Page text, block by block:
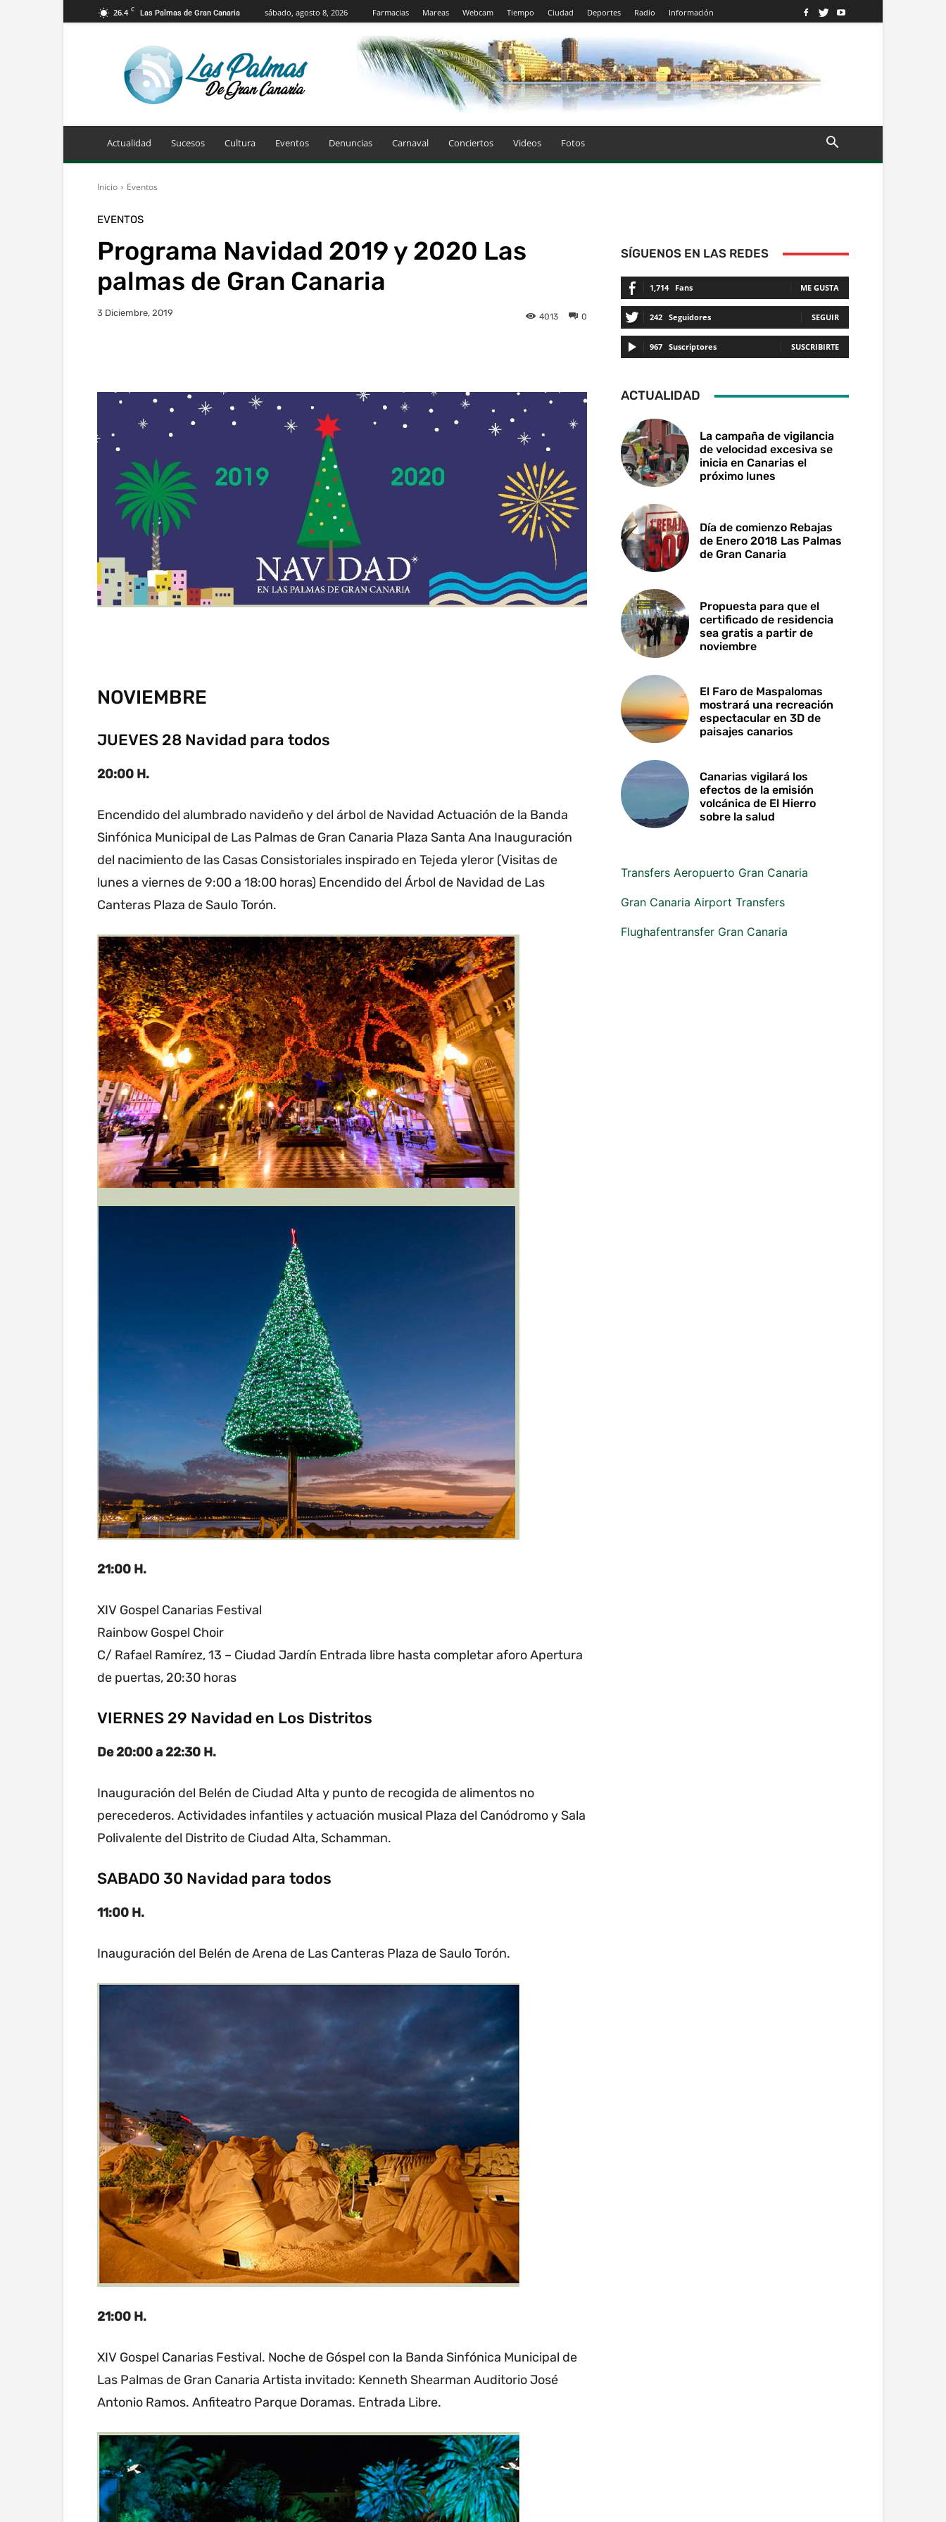
26.4 C Las Palmas de Gran Canaria sábado, agosto 8, 2026 Farmacias Mareas Webcam Tiempo Ciudad Deportes Radio Información
Las
Palmas
de
Canaria
Actualidad Sucesos Cultura Eventos Denuncias Carnaval Conciertos Videos Fotos
Inicio Eventos
EVENTOS
Programa Navidad 2019 y 2020 Las
palmas de Gran Canaria
3 Diciembre, 2019 0
4013
NOVIEMBRE
JUEVES 28 Navidad para todos
20:00 H.
Encendido del alumbrado navideño y del árbol de Navidad Actuación de la Banda
Sinfónica Municipal de Las Palmas de Gran Canaria Plaza Santa Ana Inauguración
del nacimiento de las Casas Consistoriales inspirado en Tejeda yleror (Visitas de
lunes a viernes de 9:00 a 18:00 horas) Encendido del Árbol de Navidad de Las
Canteras Plaza de Saulo Torón.
21:00 H.
XIV Gospel Canarias Festival
Rainbow Gospel Choir
C/ Rafael Ramírez, 13 – Ciudad Jardín Entrada libre hasta completar aforo Apertura
de puertas, 20:30 horas
VIERNES 29 Navidad en Los Distritos
De 20:00 a 22:30 H.
Inauguración del Belén de Ciudad Alta y punto de recogida de alimentos no
perecederos. Actividades infantiles y actuación musical Plaza del Canódromo y Sala
Polivalente del Distrito de Ciudad Alta, Schamman.
SABADO 30 Navidad para todos
11:00 H.
Inauguración del Belén de Arena de Las Canteras Plaza de Saulo Torón.
21:00 H.
XIV Gospel Canarias Festival. Noche de Góspel con la Banda Sinfónica Municipal de
Las Palmas de Gran Canaria Artista invitado: Kenneth Shearman Auditorio José
Antonio Ramos. Anfiteatro Parque Doramas. Entrada Libre.
SÍGUENOS EN LAS REDES
1,714 Fans ME GUSTA
242 Seguidores SEGUIR
967 Suscriptores SUSCRIBIRTE
ACTUALIDAD
La campaña de vigilancia
de velocidad excesiva se
inicia en Canarias el
próximo lunes
Día de comienzo Rebajas
de Enero 2018 Las Palmas
de Gran Canaria
Propuesta para que el
certificado de residencia
sea gratis a partir de
noviembre
El Faro de Maspalomas
mostrará una recreación
espectacular en 3D de
paisajes canarios
Canarias vigilará los
efectos de la emisión
volcánica de El Hierro
sobre la salud
Transfers Aeropuerto Gran Canaria
Gran Canaria Airport Transfers
Flughafentransfer Gran Canaria